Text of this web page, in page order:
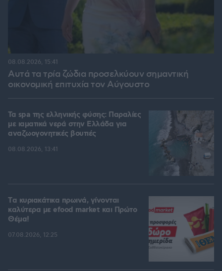
Αυτά τα τρία ζώδια προσελκύουν σημαντική
οικονομική επιτυχία τον Αύγουστο
08.08.2026, 15:41
Τα spa της ελληνικής φύσης: Παραλίες
με ιαματικά νερά στην Ελλάδα για
αναζωογονητικές βουτιές
08.08.2026, 13:41
Tα κυριακάτικα πρωινά, γίνονται
καλύτερα με efood market και Πρώτο
Θέμα!
07.08.2026, 12:25